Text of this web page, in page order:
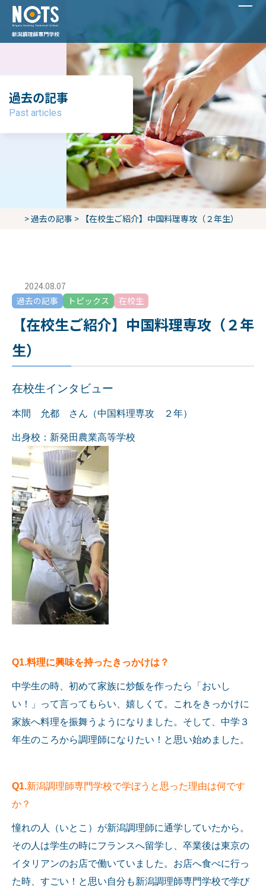
過去の記事
Past articles
>過去の記事 > 【在校生ご紹介】中国料理専攻（２年生）
2024.08.07
過去の記事
トピックス 在校生
【在校生ご紹介】中国料理専攻（２年
生）
在校生インタビュー
本間 允都 さん（中国料理専攻 ２年）
出身校：新発田農業高等学校
Q1.料理に興味を持ったきっかけは？
中学生の時、初めて家族に炒飯を作ったら「おいし
い！」って言ってもらい、嬉しくて。これをきっかけに
家族へ料理を振舞うようになりました。そして、中学３
年生のころから調理師になりたい！と思い始めました。
Q1.新潟調理師専門学校で学ぼうと思った理由は何です
か？
憧れの人（いとこ）が新潟調理師に通学していたから。
その人は学生の時にフランスへ留学し、卒業後は東京の
イタリアンのお店で働いていました。お店へ食べに行っ
た時、すごい！と思い自分も新潟調理師専門学校で学び